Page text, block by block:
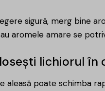
sigură, merg bine
aromele amare se
lichiorul în
aleasă poate schimba